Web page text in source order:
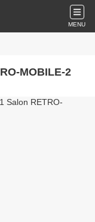
MENU
MOBILE-2